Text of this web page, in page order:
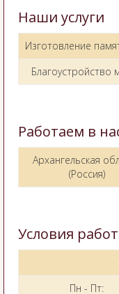
Наши услуги
Изготовление
Благоустройство
Работаем в
Архангельская
(Россия)
Условия
Пн - Пт: